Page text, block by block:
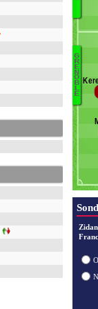
G
R
E
N
O
B
L
E